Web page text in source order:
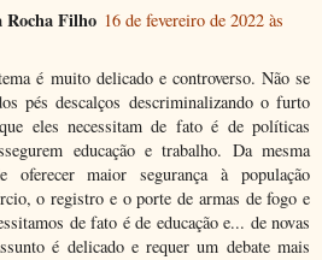
Rocha Filho 16 de fevereiro de 2022 às
é muito delicado e controverso. Não se
pés descalços descriminalizando o furto
eles necessitam de fato é de políticas
educação e trabalho. Da mesma
oferecer maior segurança à população
o registro e o porte de armas de fogo e
de fato é de educação e... de novas
é delicado e requer um debate mais